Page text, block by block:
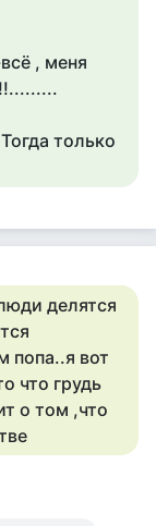
, меня
только
делятся
попа..я вот
что грудь
о том ,что